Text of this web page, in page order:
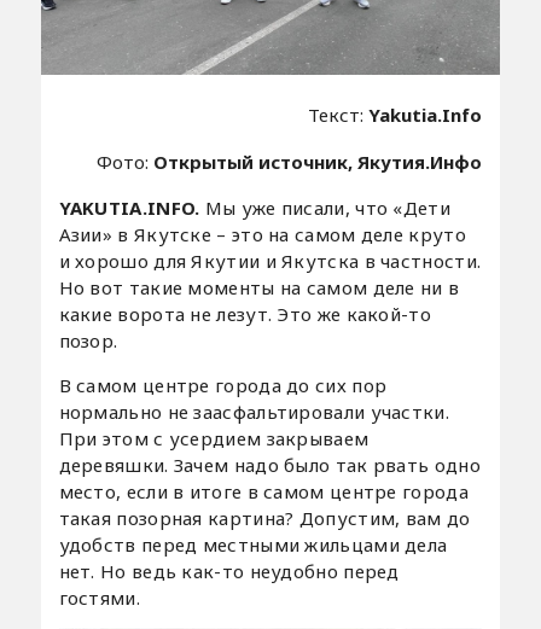
Текст:Yakutia.Info
Фото: Открытый источник, Якутия.Инфо
YAKUTIA.INFO. Мы уже писали, что «Дети
Азии» в Якутске – это на самом деле круто
и хорошо для Якутии и Якутска в частности.
Но вот такие моменты на самом деле ни в
какие ворота не лезут. Это же какой-то
позор.
В самом центре города до сих пор
нормально не заасфальтировали участки.
При этом с усердием закрываем
деревяшки. Зачем надо было так рвать одно
место, если в итоге в самом центре города
такая позорная картина? Допустим, вам до
удобств перед местными жильцами дела
нет. Но ведь как-то неудобно перед
гостями.